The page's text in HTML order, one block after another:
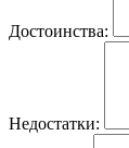
Достоинства:
Недостатки: